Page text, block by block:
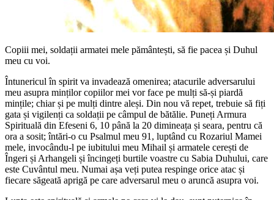
Copiii mei, soldații armatei mele pământești, să fie pacea și Duhul
meu cu voi.
Întunericul în spirit va invadează omenirea; atacurile adversarului
meu asupra minților copiilor mei vor face pe mulți să-și piardă
mințile; chiar și pe mulți dintre aleși. Din nou vă repet, trebuie să fiți
gata și vigilenți ca soldații pe câmpul de bătălie. Puneți Armura
Spirituală din Efeseni 6, 10 până la 20 dimineața și seara, pentru că
ora a sosit; întări-o cu Psalmul meu 91, luptând cu Rozariul Mamei
mele, invocându-l pe iubitului meu Mihail și armatele cerești de
Îngeri și Arhangeli și încingeți burtile voastre cu Sabia Duhului, care
este Cuvântul meu. Numai așa veți putea respinge orice atac și
fiecare săgeată aprigă pe care adversarul meu o aruncă asupra voi.